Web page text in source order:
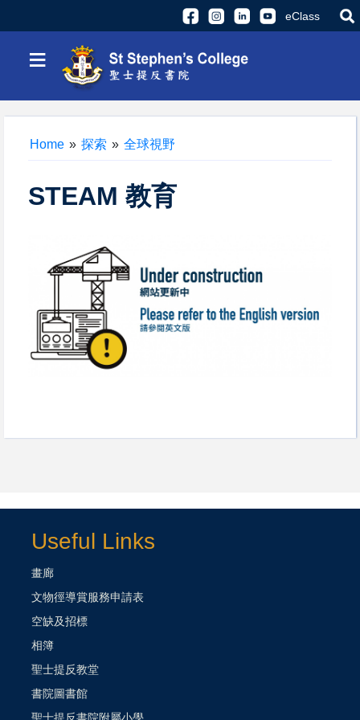
eClass
≡
Home » 探索 » 全球視野
STEAM 教育
Useful Links
畫廊
文物徑導賞服務申請表
空缺及招標
相簿
聖士提反教堂
書院圖書館
聖士提反書院附屬小學